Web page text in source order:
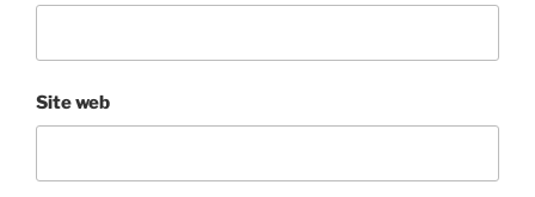
Site web